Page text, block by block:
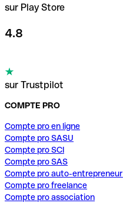
sur Play Store
4.8
sur Trustpilot
COMPTE PRO
Compte pro en ligne
Compte pro SASU
Compte pro SCI
Compte pro SAS
Compte pro auto-entrepreneur
Compte pro freelance
Compte pro association